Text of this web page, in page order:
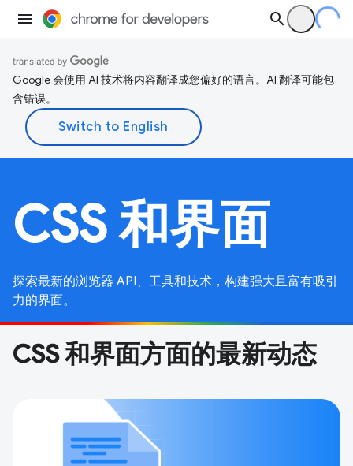
Google 会使用 AI 技术将内容翻译成您偏好的语言。AI 翻译可能包
含错误。
CSS 和界面
探索最新的浏览器 API、工具和技术，构建强大且富有吸引
力的界面。
CSS 和界面方面的最新动态